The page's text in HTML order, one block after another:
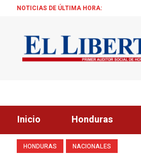
NOTICIAS DE ÚLTIMA HORA:
Inicio Honduras
HONDURAS NACIONALES